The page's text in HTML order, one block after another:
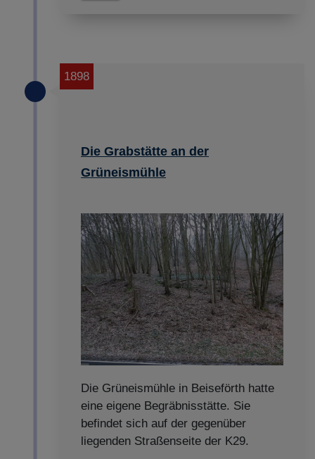
Die Grabstätte an der
Grüneismühle
1898
Die Grüneismühle in Beiseförth hatte
eine eigene Begräbnisstätte. Sie
befindet sich auf der gegenüber
liegenden Straßenseite der K29.